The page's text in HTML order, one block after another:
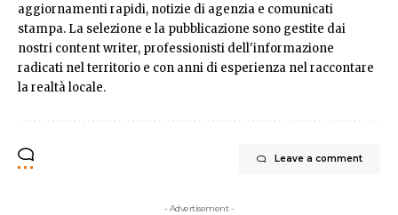
aggiornamenti rapidi, notizie di agenzia e comunicati
stampa. La selezione e la pubblicazione sono gestite dai
nostri content writer, professionisti dell'informazione
radicati nel territorio e con anni di esperienza nel raccontare
la realtà locale.
Leave a comment
- Advertisement -